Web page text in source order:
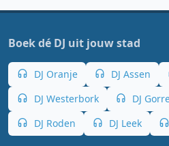
Boek dé DJ uit jouw stad
DJ Oranje DJ Assen
DJ Westerbork
DJ
DJ Roden
DJ Leek